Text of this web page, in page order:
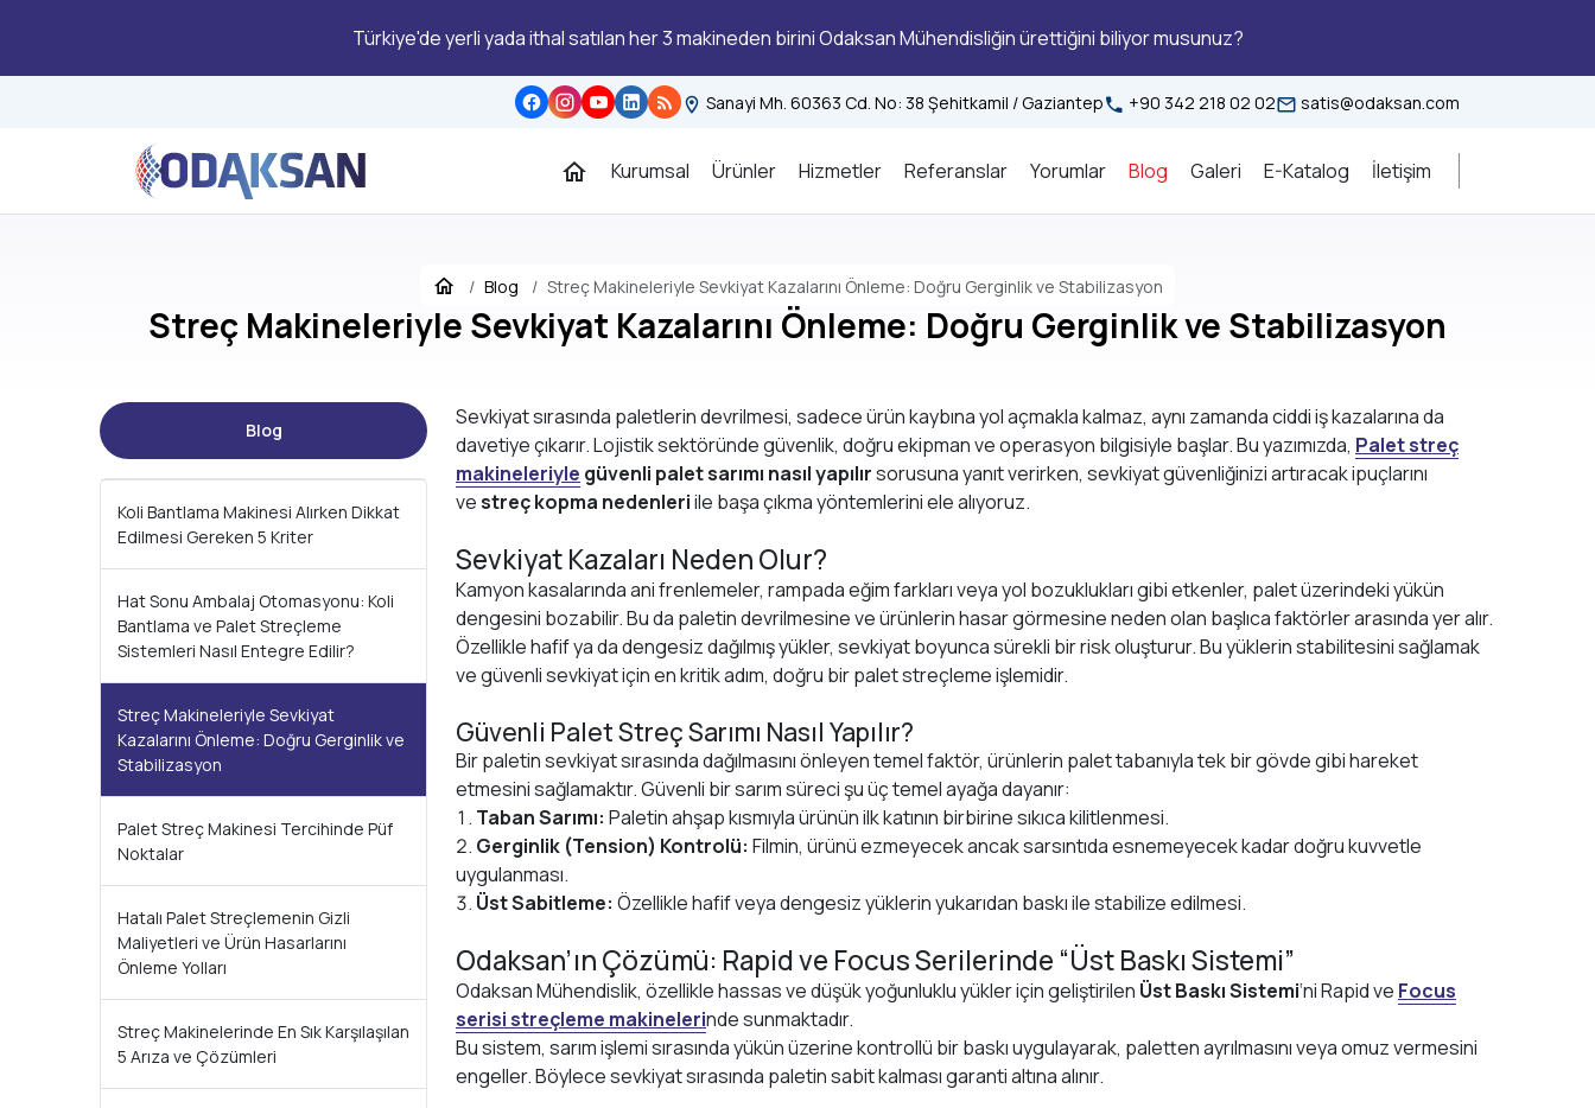
Türkiye'de yerli yada ithal satılan her 3 makineden birini Odaksan Mühendisliğin ürettiğini biliyor musunuz?
Sanayi Mh. 60363 Cd. No: 38 Şehitkamil / Gaziantep +90 342 218 02 02 satis@odaksan.com
Kurumsal Ürünler Hizmetler Referanslar Yorumlar Blog Galeri E-Katalog İletişim
Blog Streç Makineleriyle Sevkiyat Kazalarını Önleme: Doğru Gerginlik ve Stabilizasyon
Streç Makineleriyle Sevkiyat Kazalarını Önleme: Doğru Gerginlik ve Stabilizasyon
Blog
Koli Bantlama Makinesi Alırken Dikkat
Edilmesi Gereken 5 Kriter
Hat Sonu Ambalaj Otomasyonu: Koli
Bantlama ve Palet Streçleme
Sistemleri Nasıl Entegre Edilir?
Streç Makineleriyle Sevkiyat
Kazalarını Önleme: Doğru Gerginlik ve
Stabilizasyon
Palet Streç Makinesi Tercihinde Püf
Noktalar
Hatalı Palet Streçlemenin Gizli
Maliyetleri ve Ürün Hasarlarını
Önleme Yolları
Streç Makinelerinde En Sık Karşılaşılan
5 Arıza ve Çözümleri
Sevkiyat sırasında paletlerin devrilmesi, sadece ürün kaybına yol açmakla kalmaz, aynı zamanda ciddi iş kazalarına da
davetiye çıkarır. Lojistik sektöründe güvenlik, doğru ekipman ve operasyon bilgisiyle başlar. Bu yazımızda, Palet streç
makineleriyle güvenli palet sarımı nasıl yapılırsorusuna yanıt verirken, sevkiyat güvenliğinizi artıracak ipuçlarını
vestreç kopma nedenleriile başa çıkma yöntemlerini ele alıyoruz.
Sevkiyat Kazaları Neden Olur?
Kamyon kasalarında ani frenlemeler, rampada eğim farkları veya yol bozuklukları gibi etkenler, palet üzerindeki yükün
dengesini bozabilir. Bu da paletin devrilmesine ve ürünlerin hasar görmesine neden olan başlıca faktörler arasında yer alır.
Özellikle hafif ya da dengesiz dağılmış yükler, sevkiyat boyunca sürekli bir risk oluşturur. Bu yüklerin stabilitesini sağlamak
ve güvenli sevkiyat için en kritik adım, doğru bir palet streçleme işlemidir.
Güvenli Palet Streç Sarımı Nasıl Yapılır?
Bir paletin sevkiyat sırasında dağılmasını önleyen temel faktör, ürünlerin palet tabanıyla tek bir gövde gibi hareket
etmesini sağlamaktır. Güvenli bir sarım süreci şu üç temel ayağa dayanır:
Taban Sarımı: Paletin ahşap kısmıyla ürünün ilk katının birbirine sıkıca kilitlenmesi.
Gerginlik (Tension) Kontrolü: Filmin, ürünü ezmeyecek ancak sarsıntıda esnemeyecek kadar doğru kuvvetle
uygulanması.
Üst Sabitleme: Özellikle hafif veya dengesiz yüklerin yukarıdan baskı ile stabilize edilmesi.
Odaksan’ın Çözümü: Rapid ve Focus Serilerinde “Üst Baskı Sistemi”
Odaksan Mühendislik, özellikle hassas ve düşük yoğunluklu yükler için geliştirilen Üst Baskı Sistemi‘ni Rapid ve Focus
serisi streçleme makinelerinde sunmaktadır.
Bu sistem, sarım işlemi sırasında yükün üzerine kontrollü bir baskı uygulayarak, paletten ayrılmasını veya omuz vermesini
engeller. Böylece sevkiyat sırasında paletin sabit kalması garanti altına alınır.